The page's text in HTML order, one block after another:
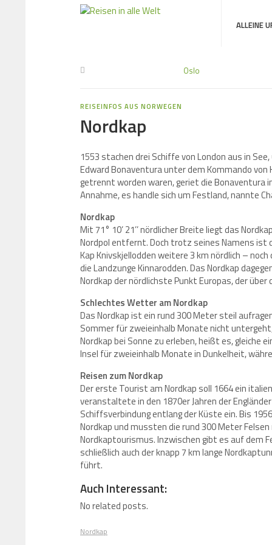
ALLEINE
Oslo
REISEINFOS AUS NORWEGEN
Nordkap
1553 stachen drei Schiffe von London aus in
Edward Bonaventura unter dem Kommando von
getrennt worden waren, geriet die Bonaventura
Annahme, es handle sich um Festland, nannte
Nordkap
Mit 71° 10’ 21’’ nördlicher Breite liegt das
Nordpol entfernt. Doch trotz seines Namens ist
Kap Knivskjellodden weitere 3 km nördlich –
die Landzunge Kinnarodden. Das Nordkap
Nordkap der nördlichste Punkt Europas, der
Schlechtes Wetter am Nordkap
Das Nordkap ist ein rund 300 Meter steil
Sommer für zweieinhalb Monate nicht
Nordkap bei Sonne zu erleben, heißt es, gleiche
Insel für zweieinhalb Monate in Dunkelheit,
Reisen zum Nordkap
Der erste Tourist am Nordkap soll 1664 ein
veranstaltete in den 1870er Jahren der
Schiffsverbindung entlang der Küste ein. Bis
Nordkap und mussten die rund 300 Meter
Nordkaptourismus. Inzwischen gibt es auf dem
schließlich auch der knapp 7 km lange
führt.
Auch Interessant:
No related posts.
Nordkap